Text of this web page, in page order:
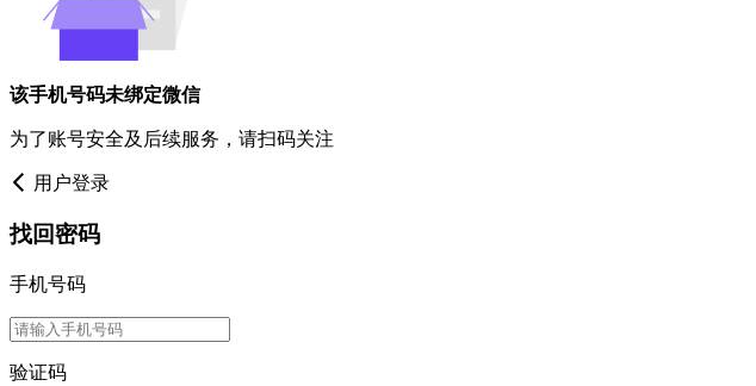
该手机号码未绑定微信
为了账号安全及后续服务，请扫码关注
用户登录
找回密码
手机号码
验证码